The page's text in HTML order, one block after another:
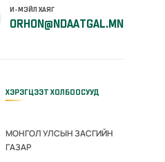
И-МЭЙЛ ХАЯГ
ORHON@NDAATGAL.MN
ХЭРЭГЦЭЭТ ХОЛБООСУУД
МОНГОЛ УЛСЫН ЗАСГИЙН
ГАЗАР